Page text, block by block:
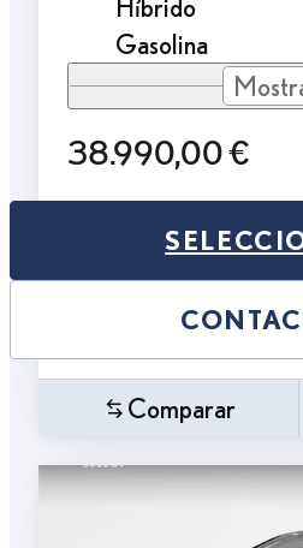
Híbrido
Gasolina
38.990,00 €
Comparar